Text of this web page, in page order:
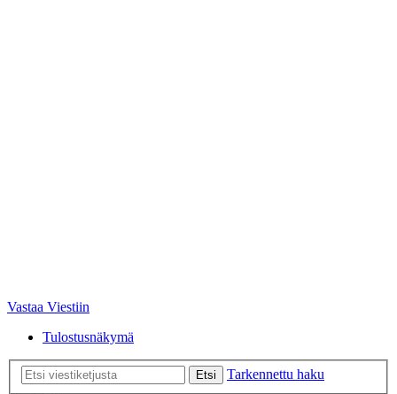
Vastaa Viestiin
Tulostusnäkymä
Etsi
Tarkennettu haku